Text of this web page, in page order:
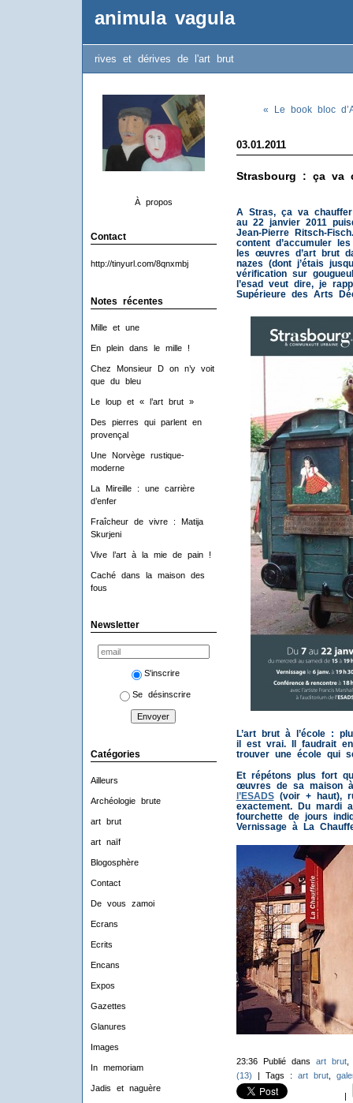
animula vagula
rives et dérives de l'art brut
À propos
Contact
http://tinyurl.com/8qnxmbj
Notes récentes
Mille et une
En plein dans le mille !
Chez Monsieur D on n’y voit
que du bleu
Le loup et « l’art brut »
Des pierres qui parlent en
provençal
Une Norvège rustique-
moderne
La Mireille : une carrière
d’enfer
Fraîcheur de vivre : Matija
Skurjeni
Vive l’art à la mie de pain !
Caché dans la maison des
fous
Newsletter
S'inscrire
Se désinscrire
Catégories
Ailleurs
Archéologie brute
art brut
art naïf
Blogosphère
Contact
De vous zamoi
Ecrans
Ecrits
Encans
Expos
Gazettes
Glanures
Images
In memoriam
Jadis et naguère
« Le book bloc
03.01.2011
Strasbourg : ça va
A Stras, ça va
au 22 janvier 2011
Jean-Pierre Ritsch-
content d’accumuler
les œuvres d’art brut
nazes (dont j’étais
vérification sur
l’esad veut dire, je
Supérieure des Arts
L’art brut à l’école :
il est vrai. Il faudrait
trouver une école qui
Et répétons plus fort
œuvres de sa maison
l’ESADS(voir + haut),
exactement. Du mardi
fourchette de jours
Vernissage à La
23:36 Publié dans art brut
(13) | Tags : art brut,
|